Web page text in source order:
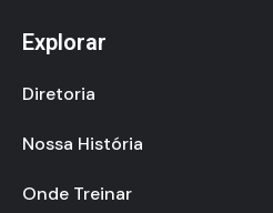
Explorar
Diretoria
Nossa História
Onde Treinar